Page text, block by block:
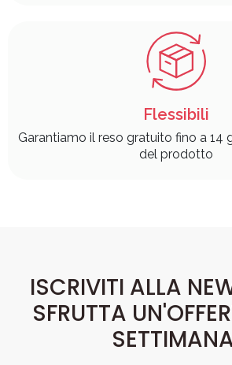
Flessibili
Garantiamo il reso gratuito fino a 14
del prodotto
ISCRIVITI ALLA
SFRUTTA